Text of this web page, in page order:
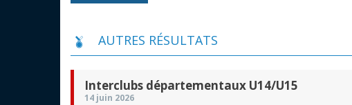
AUTRES RÉSULTATS
Interclubs départementaux U14/U15
14 juin 2026